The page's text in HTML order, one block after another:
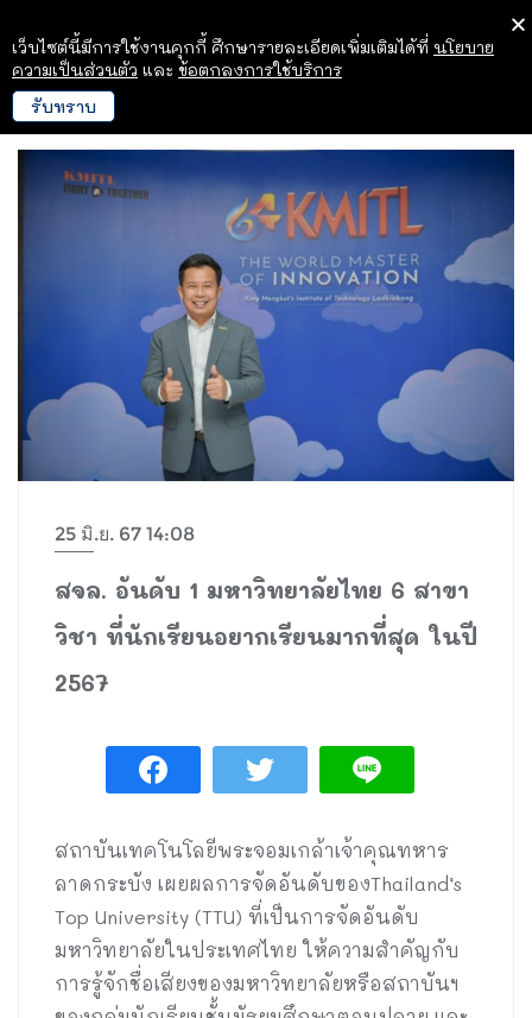
25 มิ.ย. 67 14:08
สจล. อันดับ 1 มหาวิทยาลัยไทย 6 สาขา
วิชา ที่นักเรียนอยากเรียนมากที่สุด ในปี
2567
สถาบันเทคโนโลยีพระจอมเกล้าเจ้าคุณทหาร
ลาดกระบัง เผยผลการจัดอันดับของThailand’s
Top University (TTU) ที่เป็นการจัดอันดับ
มหาวิทยาลัยในประเทศไทย ให้ความสำคัญกับ
การรู้จักชื่อเสียงของมหาวิทยาลัยหรือสถาบันฯ
เว็บไซต์นี้มีการใช้งานคุกกี้ ศึกษารายละเอียดเพิ่มเติมได้ที่ นโยบาย
ความเป็นส่วนตัว และ ข้อตกลงการใช้บริการ
รับทราบ